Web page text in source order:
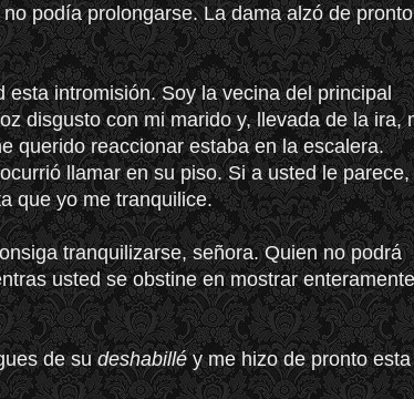
podía prolongarse. La dama alzó de
esta intromisión. Soy la vecina del principal
disgusto con mi marido y, llevada de la ira,
querido reaccionar estaba en la escalera.
llamar en su piso. Si a usted le parece,
que yo me tranquilice.
tranquilizarse, señora. Quien no podrá
usted se obstine en mostrar
de sudeshabilléy me hizo de pronto esta